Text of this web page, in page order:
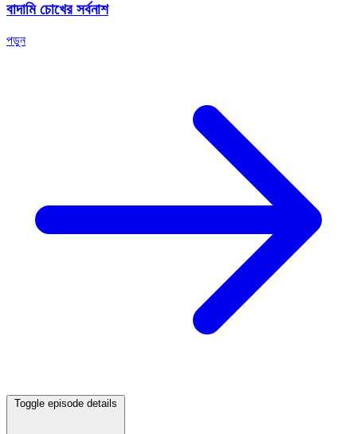
বাদামি চোখের সর্বনাশ
পড়ুন
Toggle episode details